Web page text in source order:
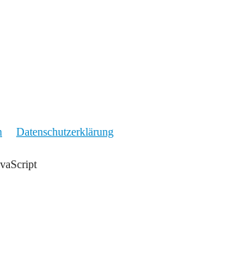
Datenschutzerklärung